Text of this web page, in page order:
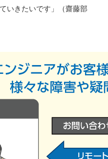
いきたいです」（齋藤部